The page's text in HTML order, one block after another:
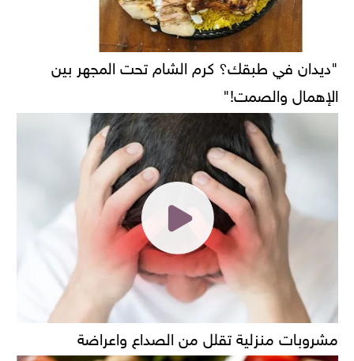
"ديدان في طبقك؟ كرم الشام تحت المجهر بين
الإهمال والصمت!"
مشروبات منزلية تقلل من الصداع واعراضة